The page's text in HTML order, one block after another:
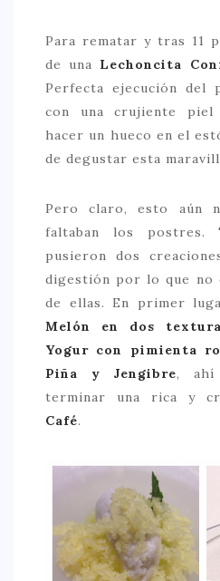
Para rematar y tras 11
de una Lechoncita
Perfecta ejecución del
con una crujiente
hacer un hueco en el
de degustar esta
Pero claro, esto aún
faltaban los postres.
pusieron dos
digestión por lo que no
de ellas. En primer
Melón en dos
Yogur con pimienta
Piña y Jengibre, ahí
terminar una rica y
Café.